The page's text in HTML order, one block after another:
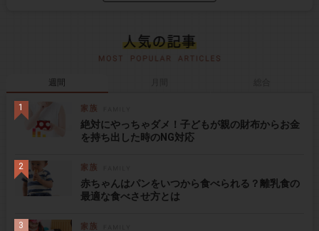
週間
絶対にやっちゃダメ！子どもが親の財布からお金
を持ち出した時のNG対応
赤ちゃんはパンをいつから食べられる？離乳食の
最適な食べさせ方とは